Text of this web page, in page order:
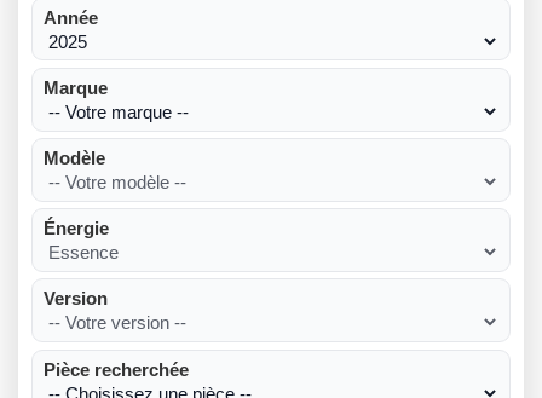
Année
Marque
Modèle
Énergie
Version
Pièce recherchée